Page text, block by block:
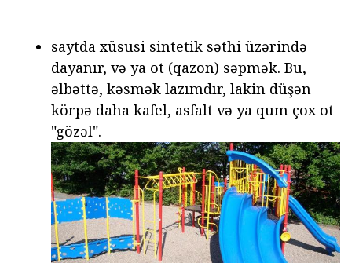
saytda xüsusi sintetik səthi üzərində
dayanır, və ya ot (qazon) səpmək. Bu,
əlbəttə, kəsmək lazımdır, lakin düşən
körpə daha kafel, asfalt və ya qum çox ot
"gözəl".